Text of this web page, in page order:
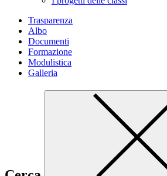
Trasparenza
Albo
Documenti
Formazione
Modulistica
Galleria